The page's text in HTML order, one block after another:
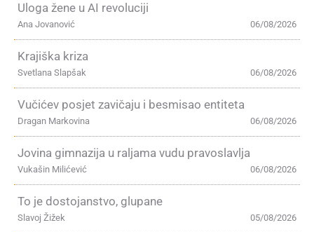
Uloga žene u AI revoluciji
06/08/2026
Ana Jovanović
Krajiška kriza
06/08/2026
Svetlana Slapšak
Vučićev posjet zavičaju i besmisao entiteta
06/08/2026
Dragan Markovina
Jovina gimnazija u raljama vudu pravoslavlja
06/08/2026
Vukašin Milićević
To je dostojanstvo, glupane
05/08/2026
Slavoj Žižek